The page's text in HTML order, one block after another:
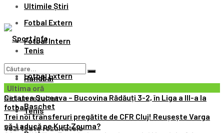
Fotbal Extern
Tenis
Handbal
Baschet
Ultimile Știri
Fotbal Intern
Fotbal Extern
Tenis
Nici un rezultat
Vezi toate rezultatele
Ultima oră
Cetatea Suceava – Bucovina Rădăuți 3-2, în Liga a III-a la
fotbal
Trei noi transferuri pregătite de CFR Cluj! Reușește Varga
să-l aducă pe Kurt Zouma?